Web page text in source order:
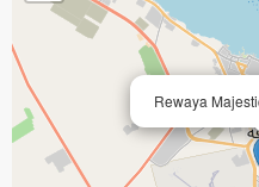
Rewaya